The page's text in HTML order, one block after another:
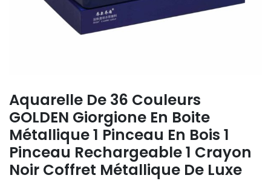
Aquarelle De 36 Couleurs
GOLDEN Giorgione En Boite
Métallique 1 Pinceau En Bois 1
Pinceau Rechargeable 1 Crayon
Noir Coffret Métallique De Luxe